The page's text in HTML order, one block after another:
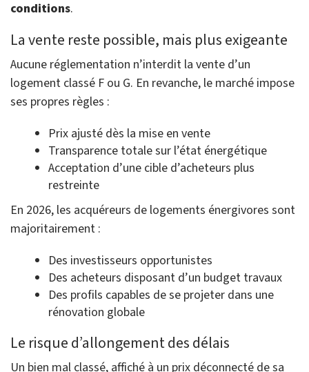
conditions.
La vente reste possible, mais plus exigeante
Aucune réglementation n’interdit la vente d’un
logement classé F ou G. En revanche, le marché impose
ses propres règles :
Prix ajusté dès la mise en vente
Transparence totale sur l’état énergétique
Acceptation d’une cible d’acheteurs plus
restreinte
En 2026, les acquéreurs de logements énergivores sont
majoritairement :
Des investisseurs opportunistes
Des acheteurs disposant d’un budget travaux
Des profils capables de se projeter dans une
rénovation globale
Le risque d’allongement des délais
Un bien mal classé, affiché à un prix déconnecté de sa